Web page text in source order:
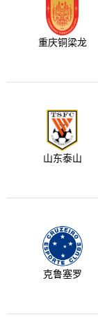
重庆铜梁龙
山东泰山
克鲁塞罗